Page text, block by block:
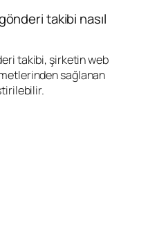
takibi nasıl
takibi, şirketin web
sağlanan